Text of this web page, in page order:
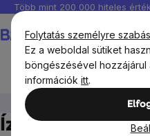
Folytatás személyre
Ez a weboldal sütiket
böngészésével hozzájárul
információk itt.
Ugrás
fő
tartalomhoz
Több mint 200 000 hiteles
BrainMax
Ízesítők